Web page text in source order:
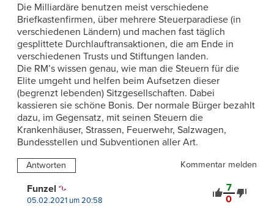
Die Milliardäre benutzen meist verschiedene
Briefkastenfirmen, über mehrere Steuerparadiese (in
verschiedenen Ländern) und machen fast täglich
gesplittete Durchlauftransaktionen, die am Ende in
verschiedenen Trusts und Stiftungen landen.
Die RM’s wissen genau, wie man die Steuern für die
Elite umgeht und helfen beim Aufsetzen dieser
(begrenzt lebenden) Sitzgesellschaften. Dabei
kassieren sie schöne Bonis. Der normale Bürger bezahlt
dazu, im Gegensatz, mit seinen Steuern die
Krankenhäuser, Strassen, Feuerwehr, Salzwagen,
Bundesstellen und Subventionen aller Art.
Antworten Kommentar melden
7
0
Funzel
05.02.2021 um 20:58